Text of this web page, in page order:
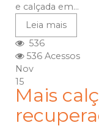
e calçada em...
Leia mais
536
536 Acessos
Nov
15
Mais